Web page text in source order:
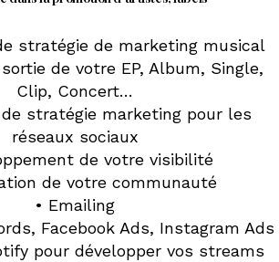
stratégie de marketing musical
de votre EP, Album, Single,
Clip, Concert…
de stratégie marketing pour les
réseaux sociaux
de votre visibilité
de votre communauté
• Emailing
Facebook Ads, Instagram Ads
pour développer vos streams